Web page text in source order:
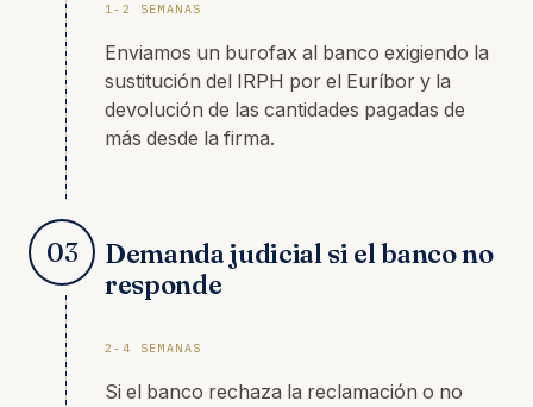
1-2 SEMANAS
Enviamos un burofax al banco exigiendo la
sustitución del IRPH por el Euríbor y la
devolución de las cantidades pagadas de
más desde la firma.
03
Demanda judicial si el banco no
responde
2-4 SEMANAS
Si el banco rechaza la reclamación o no